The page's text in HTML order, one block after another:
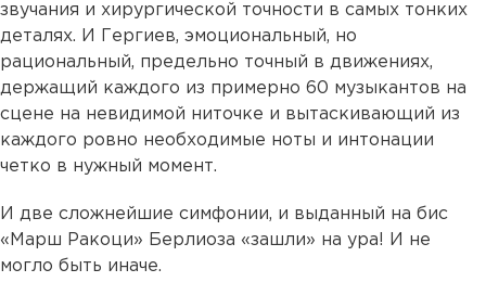
звучания и хирургической точности в самых тонких
деталях. И Гергиев, эмоциональный, но
рациональный, предельно точный в движениях,
держащий каждого из примерно 60 музыкантов на
сцене на невидимой ниточке и вытаскивающий из
каждого ровно необходимые ноты и интонации
четко в нужный момент.
И две сложнейшие симфонии, и выданный на бис
«Марш Ракоци» Берлиоза «зашли» на ура! И не
могло быть иначе.